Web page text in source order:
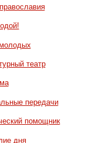
театр
передачи
помощник
дня